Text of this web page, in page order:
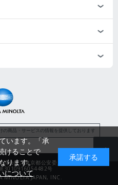
商品・サービスの情報を提供しております
会社／東京都公安委員会
3010916054482号
JAPAN, INC.
います。「承
けることで
ります。
について
承諾する